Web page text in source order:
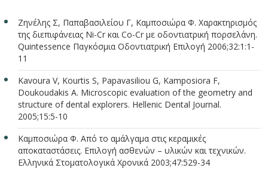
Ζηνέλης Σ, Παπαβασιλείου Γ, Καμποσιώρα Φ. Χαρακτηρισμός
της διεπιφάνειας Ni-Cr και Co-Cr με οδοντιατρική πορσελάνη.
Quintessence Παγκόσμια Οδοντιατρική Επιλογή 2006;32:1:1-
11
Kavoura V, Kourtis S, Papavasiliou G, Kamposiora F,
Doukoudakis A. Microscopic evaluation of the geometry and
structure of dental explorers. Hellenic Dental Journal.
2005;15:5-10
Καμποσιώρα Φ. Από το αμάλγαμα στις κεραμικές
αποκαταστάσεις. Επιλογή ασθενών – υλικών και τεχνικών.
Ελληνικά Στοματολογικά Χρονικά 2003;47:529-34